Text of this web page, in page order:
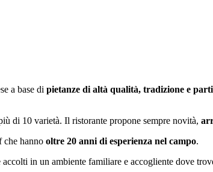
a base di pietanze di altà qualità, tradizione e
di 10 varietà. Il ristorante propone sempre novità,
che hanno oltre 20 anni di esperienza nel campo.
in un ambiente familiare e accogliente dove